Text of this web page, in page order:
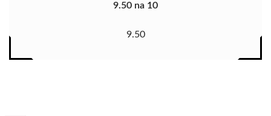
9.50 na 10
9.50